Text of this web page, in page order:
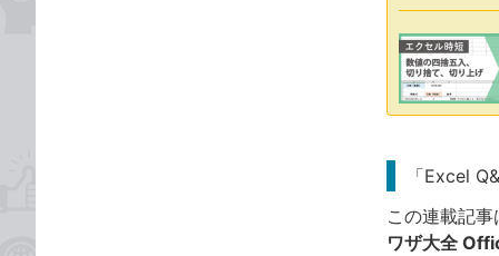
「Excel
この連載記
ワザ大全